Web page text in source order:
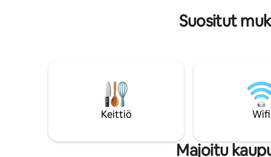
Se tarjoaa intiimin pakopaikan arjesta ja
ulkopuolella, nauti illasta upeiden
auringonlaskujen äärellä ja ihastele
laakson vertaansa vailla olevia näkymiä.
erottaa
Queen-
Suositut
Keittiö Wifi
Majoitu